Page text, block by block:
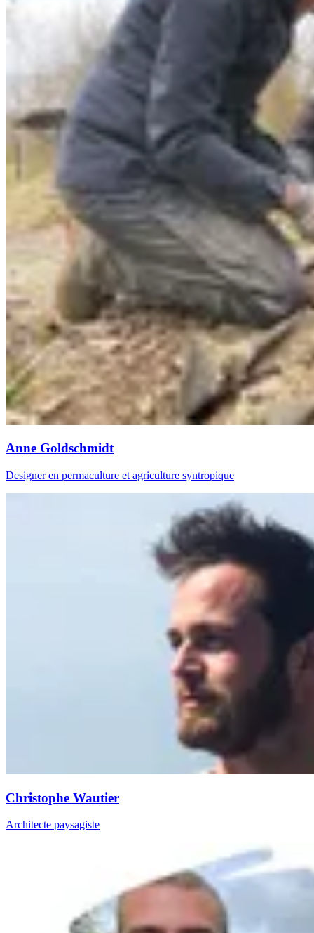
Anne Goldschmidt
Designer en permaculture et agriculture syntropique
Christophe Wautier
Architecte paysagiste